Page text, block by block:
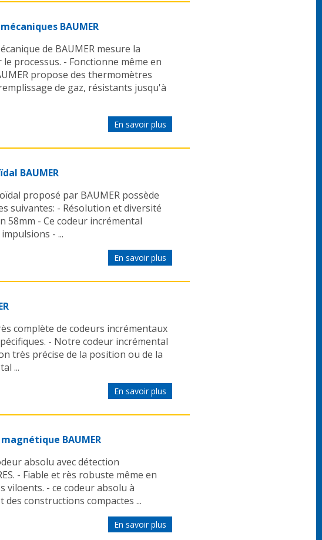
BAUMER
de BAUMER mesure la
processus. - Fonctionne même en
propose des thermomètres
de gaz, résistants jusqu'à
En savoir plus
BAUMER
proposé par BAUMER possède
suivantes: - Résolution et diversité
58mm - Ce codeur incrémental
- ...
En savoir plus
complète de codeurs incrémentaux
- Notre codeur incrémental
très précise de la position ou de la
...
En savoir plus
BAUMER
absolu avec détection
- Fiable et rès robuste même en
viloents. - ce codeur absolu à
constructions compactes ...
En savoir plus